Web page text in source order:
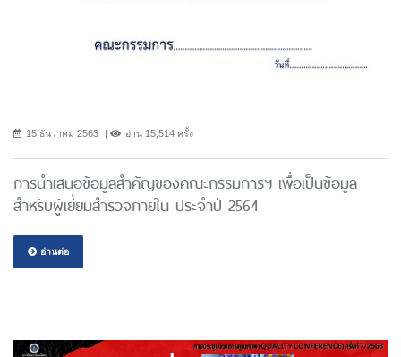
15 ธันวาคม 2563 อ่าน 15,514 ครั้ง
การนำเสนอข้อมูลสำคัญของคณะกรรมการฯ เพื่อเป็นข้อมูล
สำหรับผู้เยี่ยมสำรวจภายใน ประจำปี 2564
อ่านต่อ